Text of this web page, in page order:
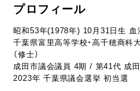
プロフィール
昭和53年(1978年) 10月31日生 血
千葉県富里高等学校・高千穂商科
（修士）
成田市議会議員 4期 / 第41代 成
2023年 千葉県議会選挙 初当選